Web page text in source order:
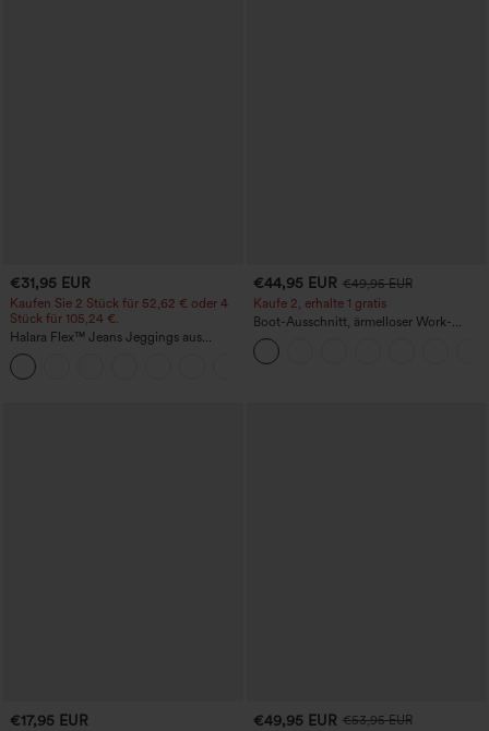
€31,95 EUR
Kaufen Sie 2 Stück für 52,62 € oder 4
Stück für 105,24 €.
Halara Flex™ Jeans Jeggings aus
elastischem Strick-Denim mit hohem
Bund und Gesäßtaschen
€44,95 EUR €49,95 EUR
Kaufe 2, erhalte 1 gratis
Boot-Ausschnitt, ärmelloser Work-
Jumpsuit mit seitlicher Bindung,
kühlender Cool-Touch-Effekt, gestreift
und mit Taschen – Easy Peezy Edition
€17,95 EUR €49,95 EUR €53,95 EUR